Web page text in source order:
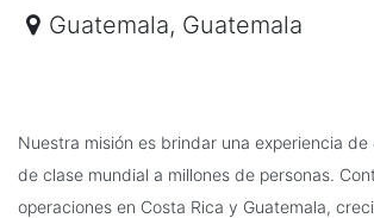
Guatemala, Guatemala
Nuestra misión es brindar una experiencia de
de clase mundial a millones de personas.
operaciones en Costa Rica y Guatemala,